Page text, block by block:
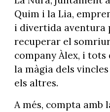
Quim i la Lia,
i divertida aventura
recuperar el
company Àlex, i
la màgia dels
els altres.
A més, compta amb